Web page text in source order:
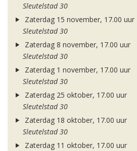
Sleutelstad 30
Zaterdag 15 november, 17.00 uur
Sleutelstad 30
Zaterdag 8 november, 17.00 uur
Sleutelstad 30
Zaterdag 1 november, 17.00 uur
Sleutelstad 30
Zaterdag 25 oktober, 17.00 uur
Sleutelstad 30
Zaterdag 18 oktober, 17.00 uur
Sleutelstad 30
Zaterdag 11 oktober, 17.00 uur